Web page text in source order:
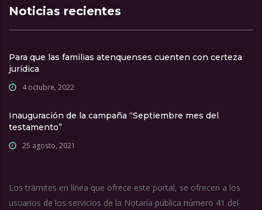
Noticias recientes
Para que las familias atenquenses cuenten con certeza
jurídica
4 octubre, 2022
Inauguración de la campaña “Septiembre mes del
testamento”
25 agosto, 2021
Los trámites en línea que ofrece este portal, se ofrecen a los
usuarios de los servicios de la Notaría pública número 41 del